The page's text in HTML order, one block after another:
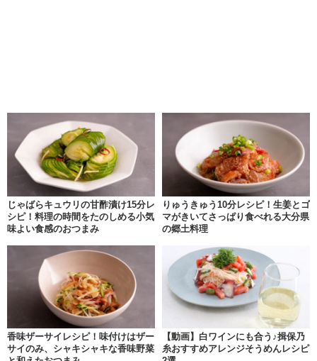
じゃばらキュウリの甘酢漬け15分レ
シピ！料理の時間をたのしめる小気
味よい食感のおつまみ
りゅうきゅう10分レシピ！生姜とゴ
マがきいてさっぱり食べれる大分県
の郷土料理
香味ザーサイレシピ！味付けはザー
サイのみ、シャキシャキな香味野菜
【動画】白ワインにも合う♪揖保乃
糸おすすめアレンジそうめんレシピ